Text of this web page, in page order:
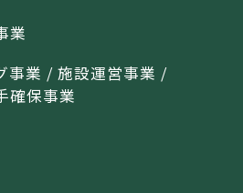
業
事業 / 施設運営事業 /
確保事業